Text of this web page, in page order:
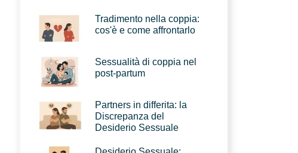
Tradimento nella coppia:
cos'è e come affrontarlo
Sessualità di coppia nel
post-partum
Partners in differita: la
Discrepanza del
Desiderio Sessuale